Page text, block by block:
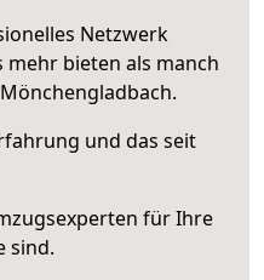
Netzwerk
bieten als manch
und das seit
für Ihre
sind.